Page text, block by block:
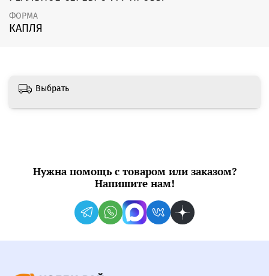
ФОРМА
КАПЛЯ
Выбрать
Нужна помощь с товаром или заказом?
Напишите нам!